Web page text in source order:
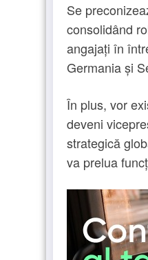
Se
consolidând
angajați în
Germania și
În plus, vor
deveni
strategică
va prelua